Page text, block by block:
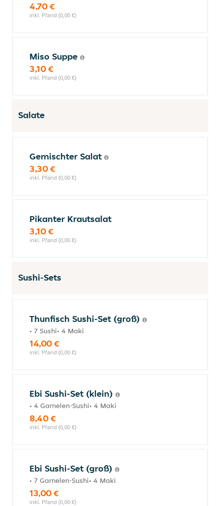
4,70 €
inkl. Pfand (0,00 €)
Miso Suppe
3,10 €
inkl. Pfand (0,00 €)
Salate
Gemischter Salat
3,30 €
inkl. Pfand (0,00 €)
Pikanter Krautsalat
3,10 €
inkl. Pfand (0,00 €)
Sushi-Sets
Thunfisch Sushi-Set (groß)
• 7 Sushi• 4 Maki
14,00 €
inkl. Pfand (0,00 €)
Ebi Sushi-Set (klein)
• 4 Garnelen-Sushi• 4 Maki
8,40 €
inkl. Pfand (0,00 €)
Ebi Sushi-Set (groß)
• 7 Garnelen-Sushi• 4 Maki
13,00 €
inkl. Pfand (0,00 €)